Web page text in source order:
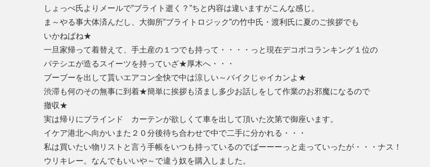
しょっぺ氏よりメールで”ブライト逝く？”ちと内容は違いますがこんな感じ。
ま～やる事大体済んだし、大御所”ブライトロジック”の竹中氏・渡利氏に夏のご挨拶でも
いかねばね★
一旦家帰って着替えて、手土産の１つでも持って・・・・っと現在デコボコランキング１位の
パテシエが造るスイーツを持っていざ★厚木へ・・・
ブーブーを出して貰いエアコン全快で中は涼しい～バイクじゃイカンよ★
渋滞も何のその無事に到着★簡単に挨拶も済まし多少お話しをして作業のお邪魔になるので
撤収★
実は帰りにブラインド カーテンが欲しくて車を出して頂いた次第で御座います。
イケア港北へ向かいまた２０分後待ち合わせで中で二手に分かれる・・・
私は買いたい物リストと言う手帳をいつも持っているのでばーーーっと走っていったが・・・ナス！
ウリキレー。なんでもいいや～で違う奴を購入しました。